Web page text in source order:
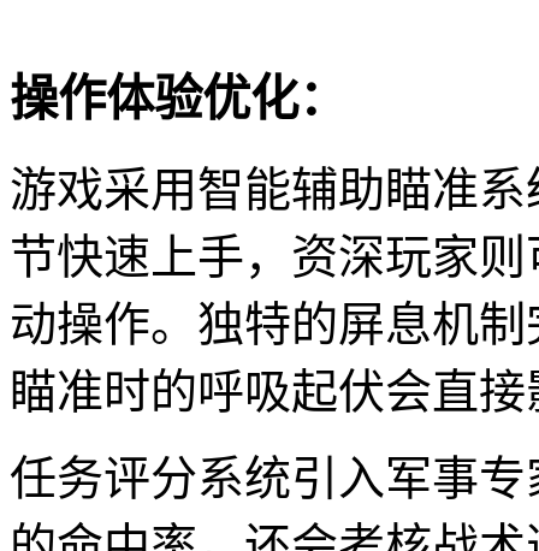
操作体验优化：
游戏采用智能辅助瞄准
节快速上手，资深玩家
动操作。独特的屏息机
瞄准时的呼吸起伏会直
任务评分系统引入军事